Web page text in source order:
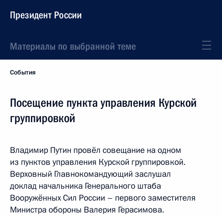
Президент России
Материалы по выбранной теме
События
Посещение пункта управления Курской
группировкой
Владимир Путин провёл совещание на одном
из пунктов управления Курской группировкой.
Верховный Главнокомандующий заслушал
доклад начальника Генерального штаба
Вооружённых Сил России – первого заместителя
Министра обороны Валерия Герасимова.